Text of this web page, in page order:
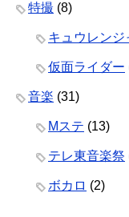
特撮 (8)
キュウレンジ
仮面ライダー
音楽 (31)
Mステ (13)
テレ東音楽祭
ボカロ (2)